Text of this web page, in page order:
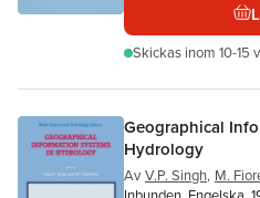
Skickas inom 10-15
Geographical
Hydrology
Av V.P. Singh, M.